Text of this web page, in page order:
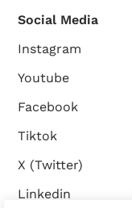
Social Media
Instagram
Youtube
Facebook
Tiktok
X (Twitter)
Linkedin